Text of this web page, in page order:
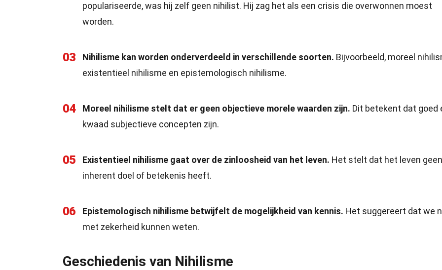
populariseerde, was hij zelf geen nihilist. Hij zag het als een crisis die overwonnen moest
worden.
03 Nihilisme kan worden onderverdeeld in verschillende soorten. Bijvoorbeeld, moreel
existentieel nihilisme en epistemologisch nihilisme.
04 Moreel nihilisme stelt dat er geen objectieve morele waarden zijn. Dit betekent dat goed
kwaad subjectieve concepten zijn.
05 Existentieel nihilisme gaat over de zinloosheid van het leven. Het stelt dat het leven geen
inherent doel of betekenis heeft.
06 Epistemologisch nihilisme betwijfelt de mogelijkheid van kennis. Het suggereert dat we
met zekerheid kunnen weten.
Geschiedenis van Nihilisme